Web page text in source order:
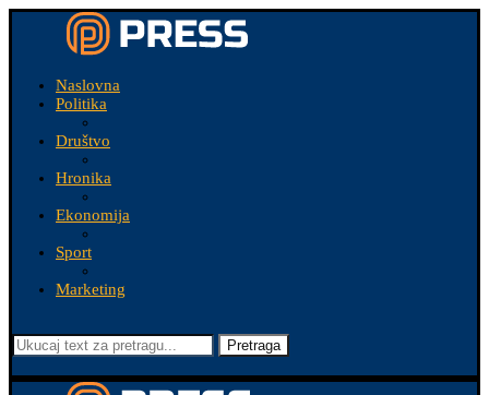
Naslovna
Politika
Društvo
Hronika
Ekonomija
Sport
Marketing
Pretraga